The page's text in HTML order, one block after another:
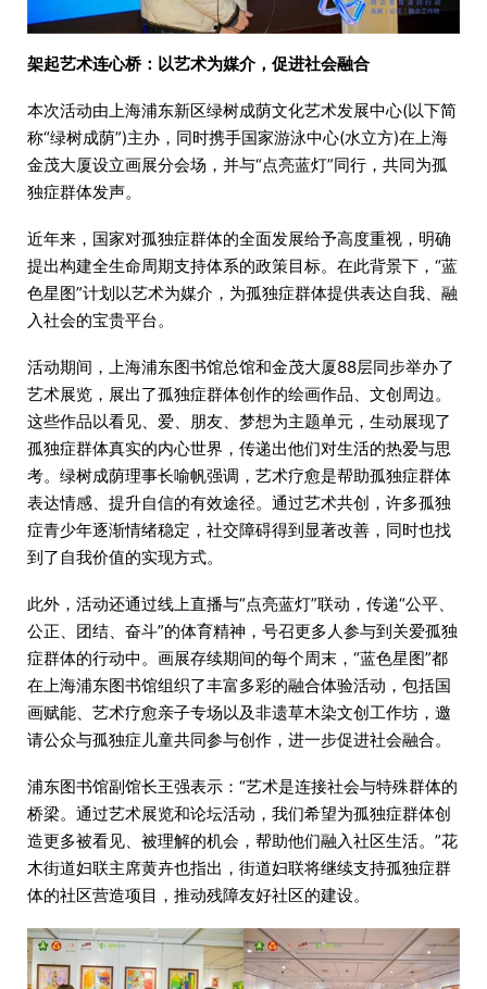
架起艺术连心桥：以艺术为媒介，促进社会融合
本次活动由上海浦东新区绿树成荫文化艺术发展中心(以下简
称“绿树成荫”)主办，同时携手国家游泳中心(水立方)在上海
金茂大厦设立画展分会场，并与“点亮蓝灯”同行，共同为孤
独症群体发声。
近年来，国家对孤独症群体的全面发展给予高度重视，明确
提出构建全生命周期支持体系的政策目标。在此背景下，“蓝
色星图”计划以艺术为媒介，为孤独症群体提供表达自我、融
入社会的宝贵平台。
活动期间，上海浦东图书馆总馆和金茂大厦88层同步举办了
艺术展览，展出了孤独症群体创作的绘画作品、文创周边。
这些作品以看见、爱、朋友、梦想为主题单元，生动展现了
孤独症群体真实的内心世界，传递出他们对生活的热爱与思
考。绿树成荫理事长喻帆强调，艺术疗愈是帮助孤独症群体
表达情感、提升自信的有效途径。通过艺术共创，许多孤独
症青少年逐渐情绪稳定，社交障碍得到显著改善，同时也找
到了自我价值的实现方式。
此外，活动还通过线上直播与“点亮蓝灯”联动，传递“公平、
公正、团结、奋斗”的体育精神，号召更多人参与到关爱孤独
症群体的行动中。画展存续期间的每个周末，“蓝色星图”都
在上海浦东图书馆组织了丰富多彩的融合体验活动，包括国
画赋能、艺术疗愈亲子专场以及非遗草木染文创工作坊，邀
请公众与孤独症儿童共同参与创作，进一步促进社会融合。
浦东图书馆副馆长王强表示：“艺术是连接社会与特殊群体的
桥梁。通过艺术展览和论坛活动，我们希望为孤独症群体创
造更多被看见、被理解的机会，帮助他们融入社区生活。”花
木街道妇联主席黄卉也指出，街道妇联将继续支持孤独症群
体的社区营造项目，推动残障友好社区的建设。